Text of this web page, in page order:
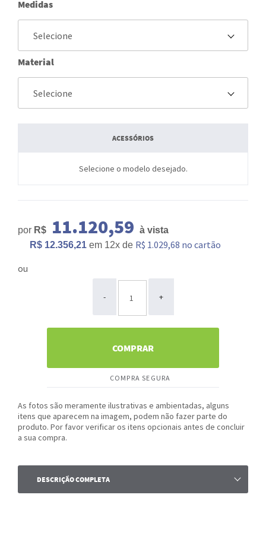
Medidas
Material
ACESSÓRIOS
Selecione o modelo desejado.
por R$ 11.120,59 à vista
R$ 12.356,21 em 12x de R$ 1.029,68 no cartão
ou
- +
COMPRA SEGURA
COMPRAR
As fotos são meramente ilustrativas e ambientadas, alguns
itens que aparecem na imagem, podem não fazer parte do
produto. Por favor verificar os itens opcionais antes de concluir
a sua compra.
DESCRIÇÃO COMPLETA